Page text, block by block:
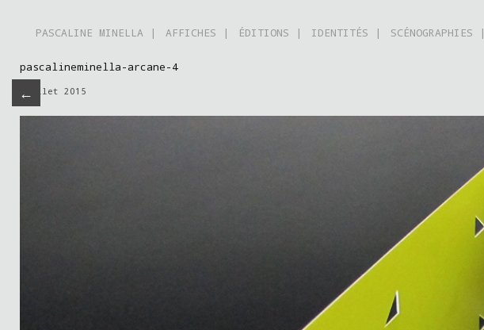
PASCALINE MINELLA | AFFICHES | ÉDITIONS | IDENTITÉS | SCÉNOGRAPHIES |
←
pascalineminella-arcane-4
juillet 2015